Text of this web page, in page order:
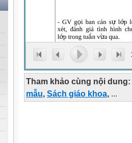
Tham khảo cùng nội dung:
mẫu, Sách giáo khoa, ...